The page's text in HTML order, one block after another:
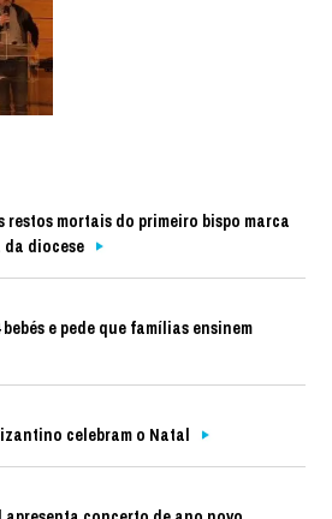
mortais do primeiro bispo marca
da diocese
e pede que famílias ensinem
celebram o Natal